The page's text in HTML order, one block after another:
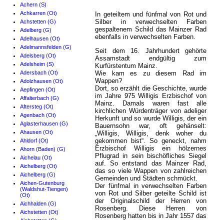
Achern (S)
Achkarren (Ot)
Achstetten (G)
Adelberg (G)
Adelhausen (Ot)
Adelmannsfelden (G)
Adelsberg (Ot)
Adelsheim (S)
Adersbach (Ot)
Adolzhausen (Ot)
Aepfingen (Ot)
Affalterbach (G)
Aftersteg (Ot)
Agenbach (Ot)
Aglasterhausen (G)
Ahausen (Ot)
Ahldorf (Ot)
Ahorn (Baden) (G)
Aichelau (Ot)
Aichelberg (Ot)
Aichelberg (G)
Aichen-Gutenburg
(Waldshut-Tiengen)
(Ot)
Aichhalden (G)
Aichstetten (Ot)
In geteiltem und fünfmal von Rot und
Silber in verwechselten Farben
gespaltenem Schild das Mainzer Rad
ebenfalls in verwechselten Farben.
Seit dem 16. Jahrhundert gehörte
Assamstadt endgültig zum
Kurfürstentum Mainz.
Wie kam es zu diesem Rad im
Wappen?
Dort, so erzählt die Geschichte, wurde
im Jahre 975 Willigis Erzbischof von
Mainz. Damals waren fast alle
kirchlichen Würdenträger von adeliger
Herkunft und so wurde Willigis, der ein
Bauernsohn war, oft gehänselt:
„Willigis, Willigis, denk woher du
gekommen bist“. So geneckt, nahm
Erzbischof Willigis ein hölzernes
Pflugrad in sein bischöfliches Siegel
auf. So entstand das Mainzer Rad,
das so viele Wappen von zahlreichen
Gemeinden und Städten schmückt.
Der fünfmal in verwechselten Farben
von Rot und Silber geteilte Schild ist
der Originalschild der Herren von
Rosenberg. Diese Herren von
Rosenberg hatten bis in Jahr 1557 das